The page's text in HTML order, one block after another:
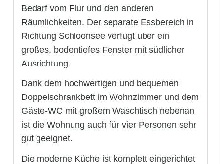
Bedarf vom Flur und den anderen
Räumlichkeiten. Der separate Essbereich in
Richtung Schloonsee verfügt über ein
großes, bodentiefes Fenster mit südlicher
Ausrichtung.
Dank dem hochwertigen und bequemen
Doppelschrankbett im Wohnzimmer und dem
Gäste-WC mit großem Waschtisch nebenan
ist die Wohnung auch für vier Personen sehr
gut geeignet.
Die moderne Küche ist komplett eingerichtet